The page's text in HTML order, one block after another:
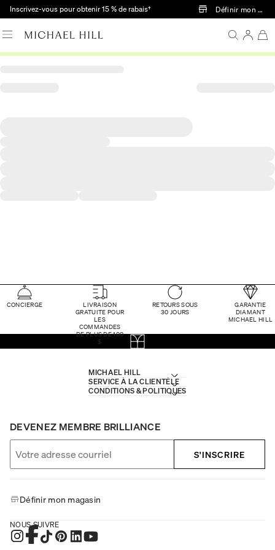
Passer au contenu principal
Inscrivez-vous pour obtenir 15 % de rabais† Définir mon
CONCIERGE
LIVRAISON
GRATUITE POUR
LES
COMMANDES
DE PLUS DE 100
$
RETOURS SOUS
30 JOURS
GARANTIE
DIAMANT
MICHAEL HILL
MICHAEL HILL
SERVICE À LA CLIENTÈLE
CONDITIONS & POLITIQUES
DEVENEZ MEMBRE BRILLIANCE
S'INSCRIRE
Définir mon magasin
NOUS SUIVRE